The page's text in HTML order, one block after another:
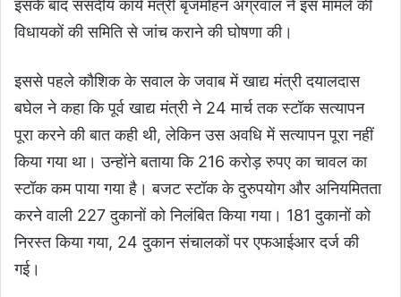
इसके बाद संसदीय कार्य मंत्री बृजमोहन अग्रवाल ने इस मामले की
विधायकों की समिति से जांच कराने की घोषणा की।
इससे पहले कौशिक के सवाल के जवाब में खाद्य मंत्री दयालदास
बघेल ने कहा कि पूर्व खाद्य मंत्री ने 24 मार्च तक स्टॉक सत्यापन
पूरा करने की बात कही थी, लेकिन उस अवधि में सत्यापन पूरा नहीं
किया गया था। उन्होंने बताया कि 216 करोड़ रुपए का चावल का
स्टॉक कम पाया गया है। बजट स्टॉक के दुरुपयोग और अनियमितता
करने वाली 227 दुकानों को निलंबित किया गया। 181 दुकानों को
निरस्त किया गया, 24 दुकान संचालकों पर एफआईआर दर्ज की
गई।